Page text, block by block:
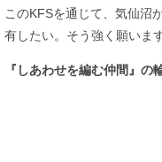
このKFSを通じて、気仙沼
有したい。そう強く願いま
『しあわせを編む仲間』